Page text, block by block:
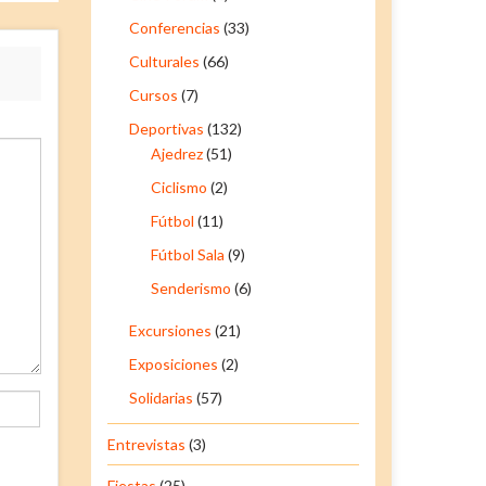
Conferencias (33)
Culturales (66)
Cursos (7)
Deportivas (132)
Ajedrez(51)
Ciclismo (2)
Fútbol (11)
Fútbol Sala (9)
Senderismo (6)
Excursiones (21)
Exposiciones (2)
Solidarias (57)
Entrevistas (3)